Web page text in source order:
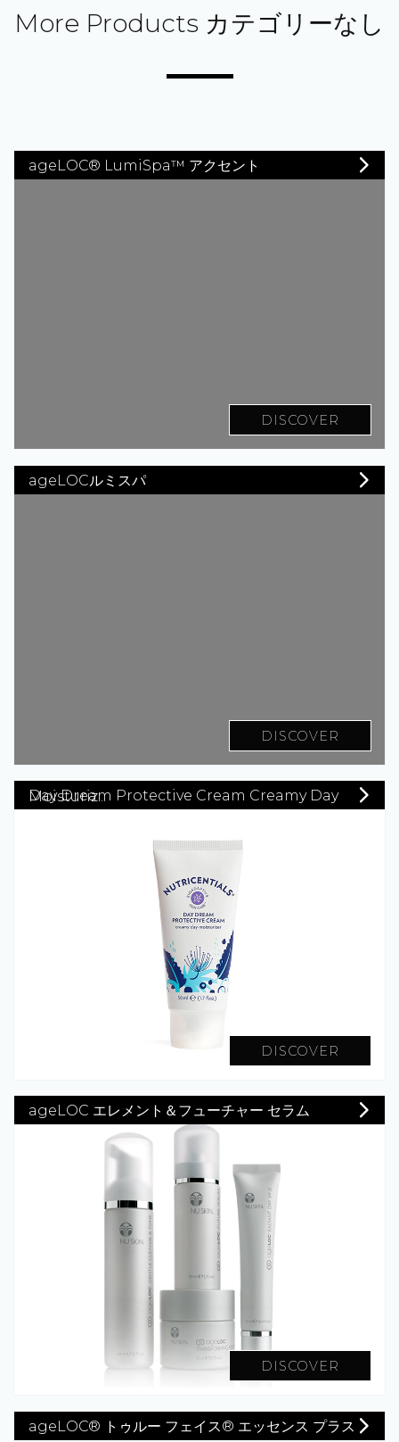
More Products カテゴリーなし
ageLOC® LumiSpa™ アクセント
DISCOVER
ageLOCルミスパ
DISCOVER
Day Dream Protective Cream Creamy Day Moisturiz...
DISCOVER
ageLOC エレメント＆フューチャー セラム
DISCOVER
ageLOC® トゥルー フェイス® エッセンス プラス